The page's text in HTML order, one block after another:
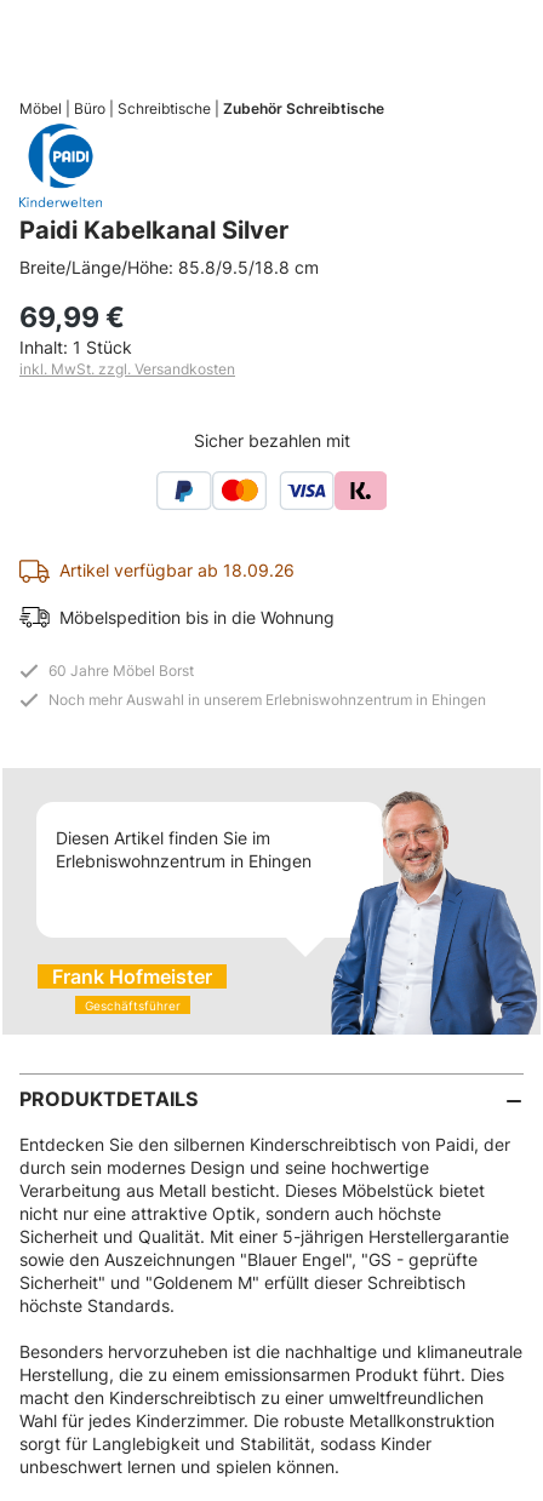
PRODUKTDETAILS
Entdecken Sie den silbernen Kinderschreibtisch von Paidi, der
durch sein modernes Design und seine hochwertige
Verarbeitung aus Metall besticht. Dieses Möbelstück bietet
nicht nur eine attraktive Optik, sondern auch höchste
Sicherheit und Qualität. Mit einer 5-jährigen Herstellergarantie
sowie den Auszeichnungen "Blauer Engel", "GS - geprüfte
Sicherheit" und "Goldenem M" erfüllt dieser Schreibtisch
höchste Standards.
Besonders hervorzuheben ist die nachhaltige und klimaneutrale
Herstellung, die zu einem emissionsarmen Produkt führt. Dies
macht den Kinderschreibtisch zu einer umweltfreundlichen
Wahl für jedes Kinderzimmer. Die robuste Metallkonstruktion
sorgt für Langlebigkeit und Stabilität, sodass Kinder
unbeschwert lernen und spielen können.
Möbel Büro Schreibtische Zubehör Schreibtische
Paidi Kabelkanal Silver
Breite/Länge/Höhe: 85.8/9.5/18.8 cm
69,99 €
Inhalt: 1 Stück
inkl. MwSt. zzgl. Versandkosten
Artikel verfügbar ab 18.09.26
Möbelspedition bis in die Wohnung
Sicher bezahlen mit
60 Jahre Möbel Borst
Noch mehr Auswahl in unserem Erlebniswohnzentrum in Ehingen
Diesen Artikel finden Sie im
Erlebniswohnzentrum in Ehingen
Frank Hofmeister
Geschäftsführer